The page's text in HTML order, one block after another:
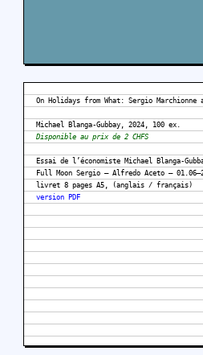
On Holidays from What: Sergio Marchionne
Michael Blanga-Gubbay, 2024, 100 ex.
Disponible au prix de 2 CHFS
Essai de l’économiste Michael Blanga-
Full Moon Sergio – Alfredo Aceto –
livret 8 pages A5, (anglais / français)
version PDF